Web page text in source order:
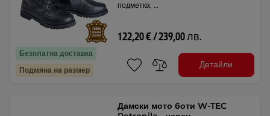
Безплатна доставка
Подмяна на размер
подметка, …
122,20 € / 239,00 лв.
Детайли
Дамски мото боти W-TEC